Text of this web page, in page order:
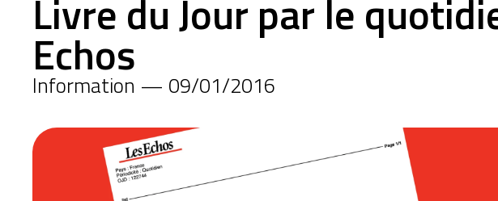
Livre du Jour par le
Echos
Information — 09/01/2016